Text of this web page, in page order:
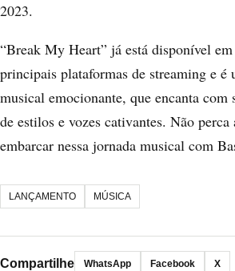
2023.
“Break My Heart” já está disponível em
principais plataformas de streaming e é
musical emocionante, que encanta com
de estilos e vozes cativantes. Não
embarcar nessa jornada musical com
LANÇAMENTO MÚSICA
Compartilhe WhatsApp Facebook X